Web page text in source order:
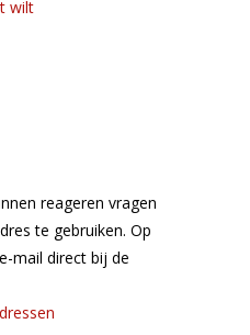
wilt
reageren vragen
te gebruiken. Op
mail direct bij de